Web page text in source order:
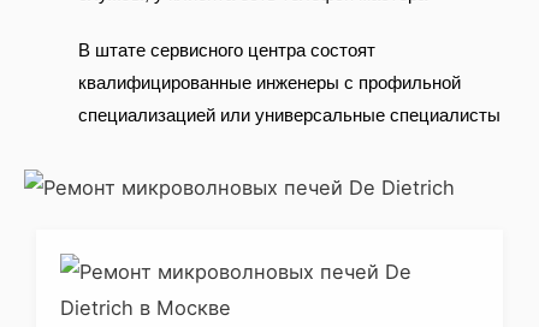
В штате сервисного центра состоят
квалифицированные инженеры с профильной
специализацией или универсальные специалисты